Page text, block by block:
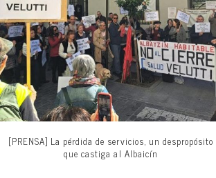
[PRENSA] La pérdida de servicios, un despropósito
que castiga al Albaicín